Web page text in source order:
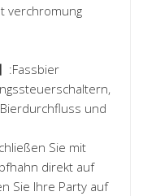
verchromung
:Fassbier
und
Sie mit
direkt auf
Sie Ihre Party auf